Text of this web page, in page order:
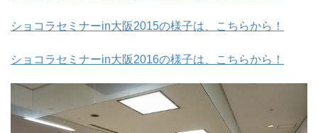
ショコラセミナーin大阪2015の様子は、こちらから！
ショコラセミナーin大阪2016の様子は、こちらから！